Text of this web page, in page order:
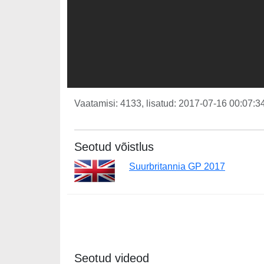
Vaatamisi: 4133, lisatud: 2017-07-16
Seotud võistlus
Suurbritannia GP 2017
Seotud videod